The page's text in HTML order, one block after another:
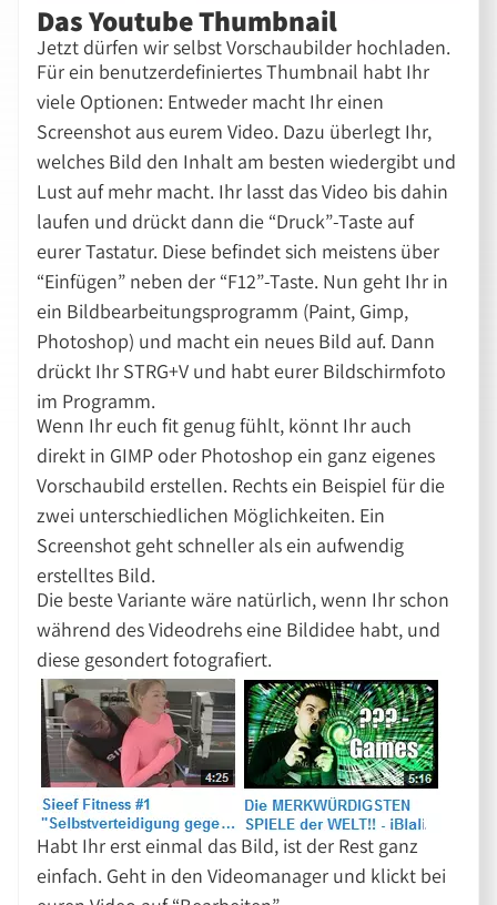
Das Youtube Thumbnail
Jetzt dürfen wir selbst Vorschaubilder hochladen.
Für ein benutzerdefiniertes Thumbnail habt Ihr
viele Optionen: Entweder macht Ihr einen
Screenshot aus eurem Video. Dazu überlegt Ihr,
welches Bild den Inhalt am besten wiedergibt und
Lust auf mehr macht. Ihr lasst das Video bis dahin
laufen und drückt dann die “Druck”-Taste auf
eurer Tastatur. Diese befindet sich meistens über
“Einfügen” neben der “F12”-Taste. Nun geht Ihr in
ein Bildbearbeitungsprogramm (Paint, Gimp,
Photoshop) und macht ein neues Bild auf. Dann
drückt Ihr STRG+V und habt eurer Bildschirmfoto
im Programm.
Wenn Ihr euch fit genug fühlt, könnt Ihr auch
direkt in GIMP oder Photoshop ein ganz eigenes
Vorschaubild erstellen. Rechts ein Beispiel für die
zwei unterschiedlichen Möglichkeiten. Ein
Screenshot geht schneller als ein aufwendig
erstelltes Bild.
Die beste Variante wäre natürlich, wenn Ihr schon
während des Videodrehs eine Bildidee habt, und
diese gesondert fotografiert.
Habt Ihr erst einmal das Bild, ist der Rest ganz
einfach. Geht in den Videomanager und klickt bei